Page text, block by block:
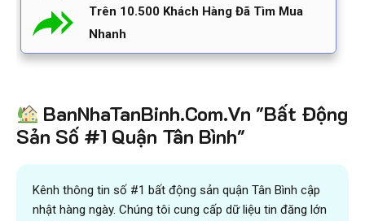
Trên 10.500 Khách Hàng Đã Tìm Mua
Nhanh
BanNhaTanBinh.Com.Vn "Bất Động
Sản Số #1 Quận Tân Bình"
Kênh thông tin số #1 bất động sản quận Tân Bình cập
nhật hàng ngày. Chúng tôi cung cấp dữ liệu tin đăng lớn